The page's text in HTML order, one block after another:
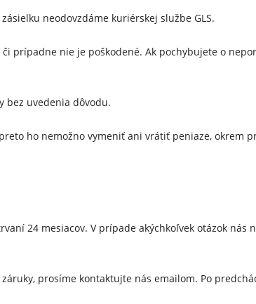
neodovzdáme kuriérskej službe GLS.
prípadne nie je poškodené. Ak pochybujete o
bez uvedenia dôvodu.
ho nemožno vymeniť ani vrátiť peniaze, okrem
24 mesiacov. V prípade akýchkoľvek otázok
prosíme kontaktujte nás emailom. Po